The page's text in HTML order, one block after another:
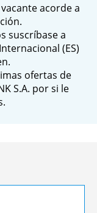
acorde a
suscríbase a
(ES)
ofertas de
S.A. por si le